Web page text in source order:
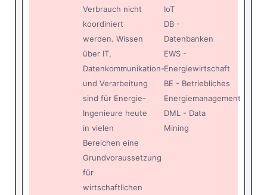
Verbrauch nicht
koordiniert
werden. Wissen
über IT,
Datenkommunikation-
und Verarbeitung
sind für Energie-
Ingenieure heute
in vielen
Bereichen eine
Grundvoraussetzung
für
wirtschaftlichen
IoT
DB -
Datenbanken
EWS -
Energiewirtschaft
BE - Betriebliches
Energiemanagement
DML - Data
Mining